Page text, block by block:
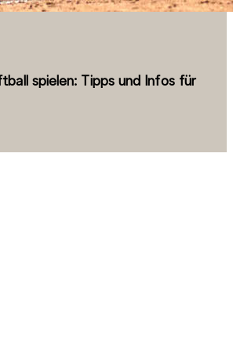
spielen: Tipps und Infos für